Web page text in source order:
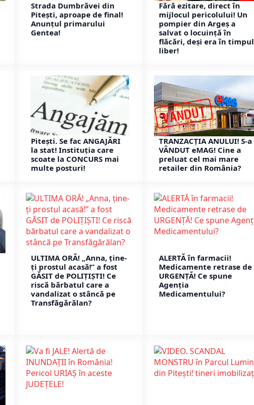
Strada Dumbrăvei din
Pitești, aproape de final!
Anunțul primarului
Gentea!
Fără ezitare, direct în
mijlocul pericolului! Un
pompier din Argeș a
salvat o locuință în
flăcări, deși era în timpul
liber!
Pitești. Se fac ANGAJĂRI
la stat! Instituția care
scoate la CONCURS mai
multe posturi!
TRANZACȚIA ANULUI! S-a
VÂNDUT eMAG! Cine a
preluat cel mai mare
retailer din România?
ULTIMA ORĂ! „Anna, ţine-
ţi prostul acasă!” a fost
GĂSIT de POLIȚIȘTI! Ce
riscă bărbatul care a
vandalizat o stâncă pe
Transfăgărălan?
ALERTĂ în farmacii!
Medicamente retrase de
URGENȚĂ! Ce spune
Agenția
Medicamentului?